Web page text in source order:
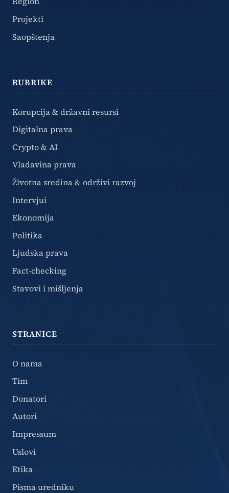
Projekti
Saopštenja
RUBRIKE
Korupcija & državni resursi
Digitalna prava
Crypto & AI
Vladavina prava
Životna sredina & održivi razvoj
Intervjui
Ekonomija
Politika
Ljudska prava
Fact-checking
Stavovi i mišljenja
STRANICE
O nama
Tim
Donatori
Autori
Impressum
Uslovi
Etika
Pisma uredniku